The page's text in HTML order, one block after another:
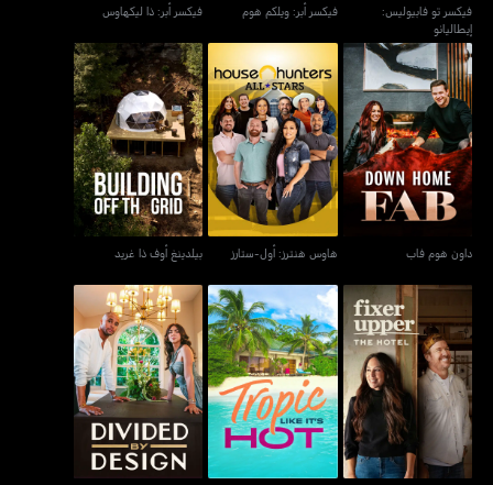
فيكسر تو فابيوليس:
إيطاليانو
فيكسر أبر: ويلكم هوم فيكسر أبر: ذا ليكهاوس
داون هوم فاب
داون هوم فاب
هاوس هنترز: أول-ستارز
هاوس هنترز: أول-ستارز
بيلدينغ أوف ذا غريد
بيلدينغ أوف ذا غريد
فيكسر أبر: ذا هوتيل تروبيك لايك إتز هوت ديفايديد باي ديزاين